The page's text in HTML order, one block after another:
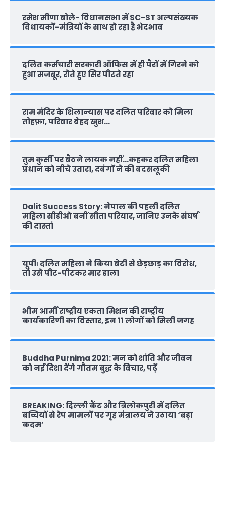
रमेश मीणा बोले- विधानसभा में SC-ST अल्पसंख्यक
विधायकों-मंत्रियों के साथ हो रहा है भेदभाव
दलित कर्मचारी सरकारी ऑफ‍िस में ही पैरों में गिरने को
हुआ मजबूर, रोते हुए सिर पीटते रहा
राम मंदिर के शिलान्‍यास पर दलित परिवार को मिला
तोहफ़ा, परिवार बेहद खुश…
तुम कुर्सी पर बैठने लायक नहीं…कहकर दलित महिला
प्रधान को नीचे उतारा, दबंगों ने की बदसलूकी
Dalit Success Story: नेपाल की पहली दलित
महिला सीडीओ बनीं सीता परियार, जानिए उनके संघर्ष
की दास्‍तां
यूपीः दलित महिला ने किया बेटी से छेड़छाड़ का विरोध,
तो उसे पीट-पीटकर मार डाला
भीम आर्मी राष्‍ट्रीय एकता मिशन की राष्‍ट्रीय
कार्यकारिणी का विस्तार, इन 11 लोगों को मिली जगह
Buddha Purnima 2021: मन को शांति और जीवन
को नई दिशा देंगे गौतम बुद्ध के विचार, पढ़ें
BREAKING: दिल्‍ली कैंट और त्रिलोकपुरी में दलित
बच्चियों से रेप मामलों पर गृह मंत्रालय ने उठाया ‘बड़ा
कदम’